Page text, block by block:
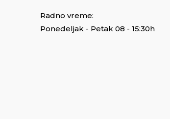
Radno vreme:
Ponedeljak - Petak 08 - 15:30h